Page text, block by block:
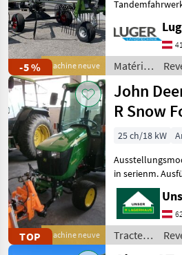
-5 % Machine neuve
- Kurvenbahn
für höchste
Transportbrei
Matériels
de
fenaison
/ Fendt
TOP Machine neuve
John
R Snow
25 ch/18 kW
in serienm.
zusätzlich mit
Komfortkabine
Heizung, Lüftung, Türen
Waschanlage
Tracteurs
/ John